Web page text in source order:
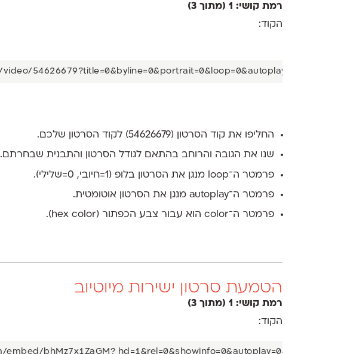
רמת קושי: 1 (מתוך 3)
הקוד:
החליפו את קוד הסרטון (54626679) לקוד הסרטון שלכם.
שנו את הגובה והרוחב בהתאם לגודל הסרטון והתבנית שבחרתם.
פרמטר ה־loop מנגן את הסרטון בלופ (1=חיובי, 0=שלילי).
פרמטר ה־autoplay מנגן את הסרטון אוטומטית.
פרמטר ה־color הוא עבור צבע הכפתור (hex color).
הטמעת סרטון ישירות מיוטיוב
רמת קושי: 1 (מתוך 3)
הקוד: